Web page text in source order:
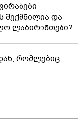
შექმნილია და
ლაბირინთები?
რომლებიც